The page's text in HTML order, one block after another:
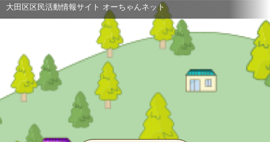
大田区区民活動情報サイト オーちゃんネット